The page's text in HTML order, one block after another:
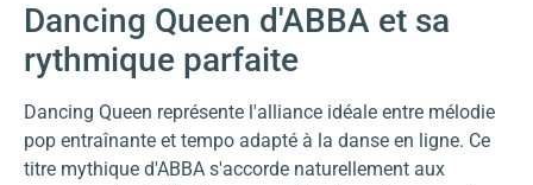
Dancing Queen d'ABBA et sa
rythmique parfaite
Dancing Queen représente l'alliance idéale entre mélodie
pop entraînante et tempo adapté à la danse en ligne. Ce
titre mythique d'ABBA s'accorde naturellement aux